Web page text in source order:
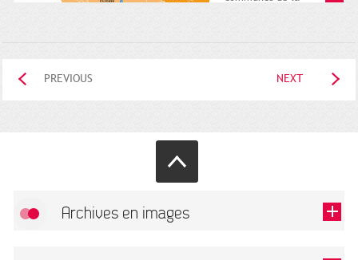
PREVIOUS NEXT
Archives en images